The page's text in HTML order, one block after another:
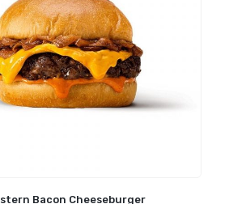
Bacon Cheeseburger